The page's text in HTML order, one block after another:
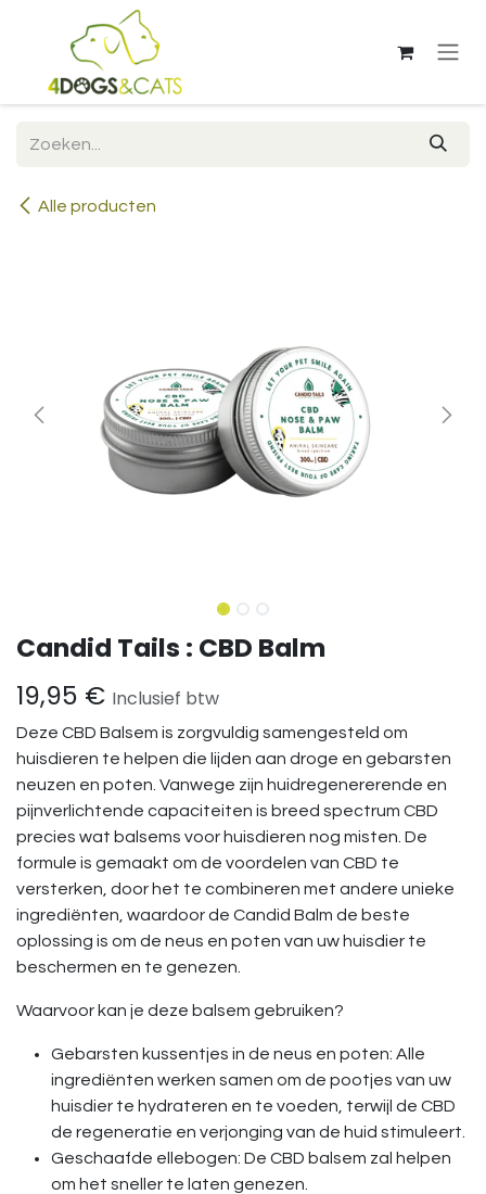
Overslaan naar inhoud
Alle producten
Candid Tails : CBD Balm
19,95 € Inclusief btw
Deze CBD Balsem is zorgvuldig samengesteld om
huisdieren te helpen die lijden aan droge en gebarsten
neuzen en poten. Vanwege zijn huidregenererende en
pijnverlichtende capaciteiten is breed spectrum CBD
precies wat balsems voor huisdieren nog misten. De
formule is gemaakt om de voordelen van CBD te
versterken, door het te combineren met andere unieke
ingrediënten, waardoor de Candid Balm de beste
oplossing is om de neus en poten van uw huisdier te
beschermen en te genezen.
Waarvoor kan je deze balsem gebruiken?
Gebarsten kussentjes in de neus en poten: Alle
ingrediënten werken samen om de pootjes van uw
huisdier te hydrateren en te voeden, terwijl de CBD
de regeneratie en verjonging van de huid stimuleert.
Geschaafde ellebogen: De CBD balsem zal helpen
om het sneller te laten genezen.